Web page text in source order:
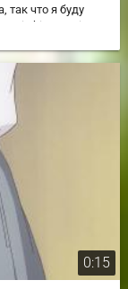
так что я буду
shitara Dainana
0:15